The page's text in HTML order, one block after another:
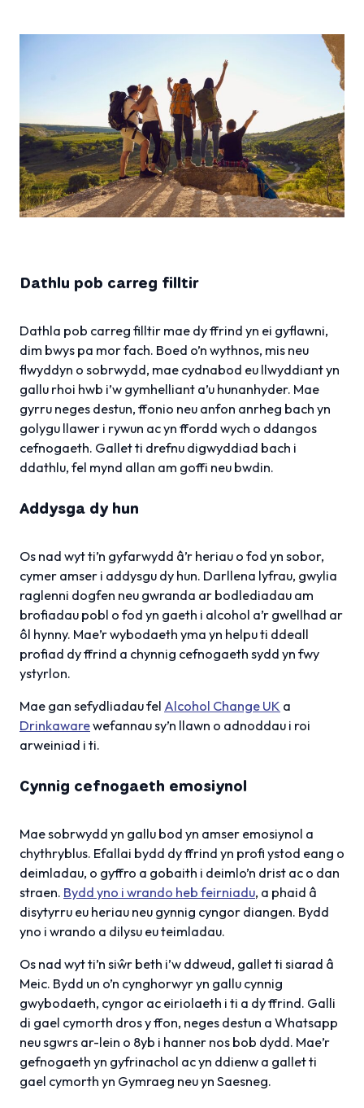
Dathlu pob carreg filltir
Dathla pob carreg filltir mae dy ffrind yn ei gyflawni,
dim bwys pa mor fach. Boed o’n wythnos, mis neu
flwyddyn o sobrwydd, mae cydnabod eu llwyddiant yn
gallu rhoi hwb i’w gymhelliant a’u hunanhyder. Mae
gyrru neges destun, ffonio neu anfon anrheg bach yn
golygu llawer i rywun ac yn ffordd wych o ddangos
cefnogaeth. Gallet ti drefnu digwyddiad bach i
ddathlu, fel mynd allan am goffi neu bwdin.
Addysga dy hun
Os nad wyt ti’n gyfarwydd â’r heriau o fod yn sobor,
cymer amser i addysgu dy hun. Darllena lyfrau, gwylia
raglenni dogfen neu gwranda ar bodlediadau am
brofiadau pobl o fod yn gaeth i alcohol a’r gwellhad ar
ôl hynny. Mae’r wybodaeth yma yn helpu ti ddeall
profiad dy ffrind a chynnig cefnogaeth sydd yn fwy
ystyrlon.
Mae gan sefydliadau fel Alcohol Change UK a
Drinkawarewefannau sy’n llawn o adnoddau i roi
arweiniad i ti.
Cynnig cefnogaeth emosiynol
Mae sobrwydd yn gallu bod yn amser emosiynol a
chythryblus. Efallai bydd dy ffrind yn profi ystod eang o
deimladau, o gyffro a gobaith i deimlo’n drist ac o dan
straen. Bydd yno i wrando heb feirniadu, a phaid â
disytyrru eu heriau neu gynnig cyngor diangen. Bydd
yno i wrando a dilysu eu teimladau.
Os nad wyt ti’n siŵr beth i’w ddweud, gallet ti siarad â
Meic. Bydd un o’n cynghorwyr yn gallu cynnig
gwybodaeth, cyngor ac eiriolaeth i ti a dy ffrind. Galli
di gael cymorth dros y ffon, neges destun a Whatsapp
neu sgwrs ar-lein o 8yb i hanner nos bob dydd. Mae’r
gefnogaeth yn gyfrinachol ac yn ddienw a gallet ti
gael cymorth yn Gymraeg neu yn Saesneg.